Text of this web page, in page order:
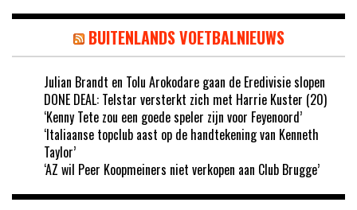
BUITENLANDS VOETBALNIEUWS
Julian Brandt en Tolu Arokodare gaan de Eredivisie slopen
DONE DEAL: Telstar versterkt zich met Harrie Kuster (20)
‘Kenny Tete zou een goede speler zijn voor Feyenoord’
‘Italiaanse topclub aast op de handtekening van Kenneth
Taylor’
‘AZ wil Peer Koopmeiners niet verkopen aan Club Brugge’